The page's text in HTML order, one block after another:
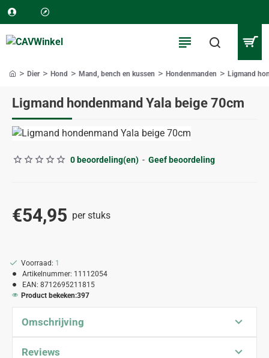
Ligmand hondenmand Yala beige 70cm
Dier Hond Mand, bench en kussen Hondenmanden Ligmand
0 beoordeling(en) - Geef beoordeling
€54,95 per stuks
Voorraad: 1
Artikelnummer: 11112054
EAN: 8712695211815
Product bekeken:397
Omschrijving
Reviews